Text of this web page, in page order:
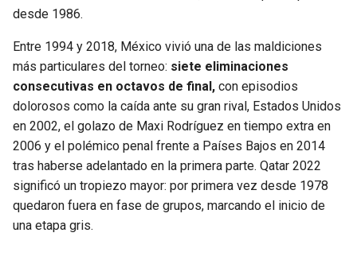
desde 1986.
Entre 1994 y 2018, México vivió una de las maldiciones
más particulares del torneo: siete eliminaciones
consecutivas en octavos de final, con episodios
dolorosos como la caída ante su gran rival, Estados Unidos
en 2002, el golazo de Maxi Rodríguez en tiempo extra en
2006 y el polémico penal frente a Países Bajos en 2014
tras haberse adelantado en la primera parte. Qatar 2022
significó un tropiezo mayor: por primera vez desde 1978
quedaron fuera en fase de grupos, marcando el inicio de
una etapa gris.